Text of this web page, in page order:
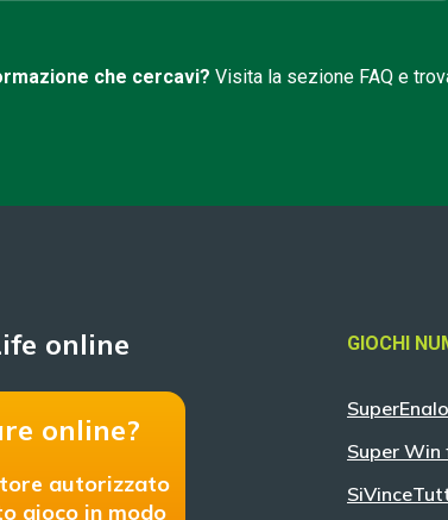
che cercavi? Visita la sezione FAQ e
online
online?
autorizzato
gioco in modo
GIOCHI
Super Win